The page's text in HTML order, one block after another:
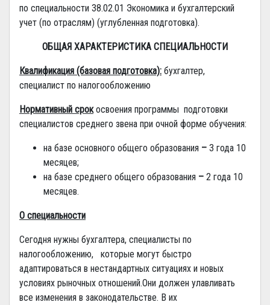
по специальности 38.02.01 Экономика и бухгалтерский
учет (по отраслям) (углубленная подготовка).
ОБЩАЯ ХАРАКТЕРИСТИКА СПЕЦИАЛЬНОСТИ
Квалификация (базовая подготовка): бухгалтер,
специалист по налогообложению
Нормативный срокосвоения программы подготовки
специалистов среднего звена при очной форме обучения:
на базе основного общего образования – 3 года 10
месяцев;
на базе среднего общего образования – 2 года 10
месяцев.
О специальности
Сегодня нужны бухгалтера, специалисты по
налогообложению, которые могут быстро
адаптироваться в нестандартных ситуациях и новых
условиях рыночных отношений.Они должен улавливать
все изменения в законодательстве. В их